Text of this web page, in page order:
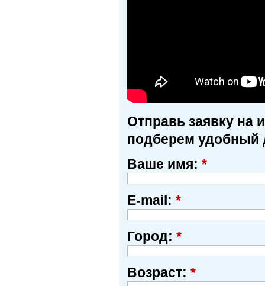
Отправь заявку на
подберем удобный
Ваше имя: *
E-mail: *
Город: *
Возраст: *